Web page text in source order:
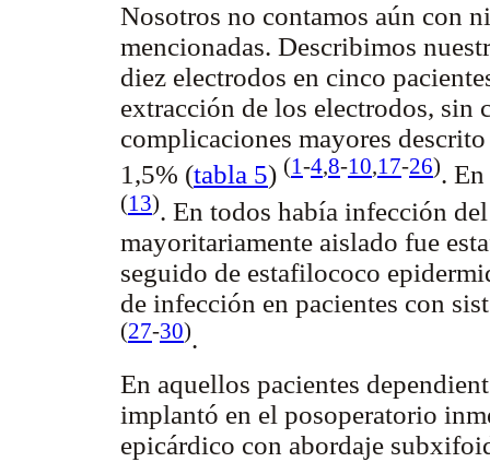
Nosotros no contamos aún con
mencionadas. Describimos
diez electrodos en cinco
extracción de los electrodos, sin
complicaciones mayores
1,5% (tabla 5) (1-4,8-10,17-26).
(13). En todos había infección
mayoritariamente aislado fue
seguido de estafilococo
de infección en pacientes con
(27-30).
En aquellos pacientes
implantó en el posoperatorio
epicárdico con abordaje